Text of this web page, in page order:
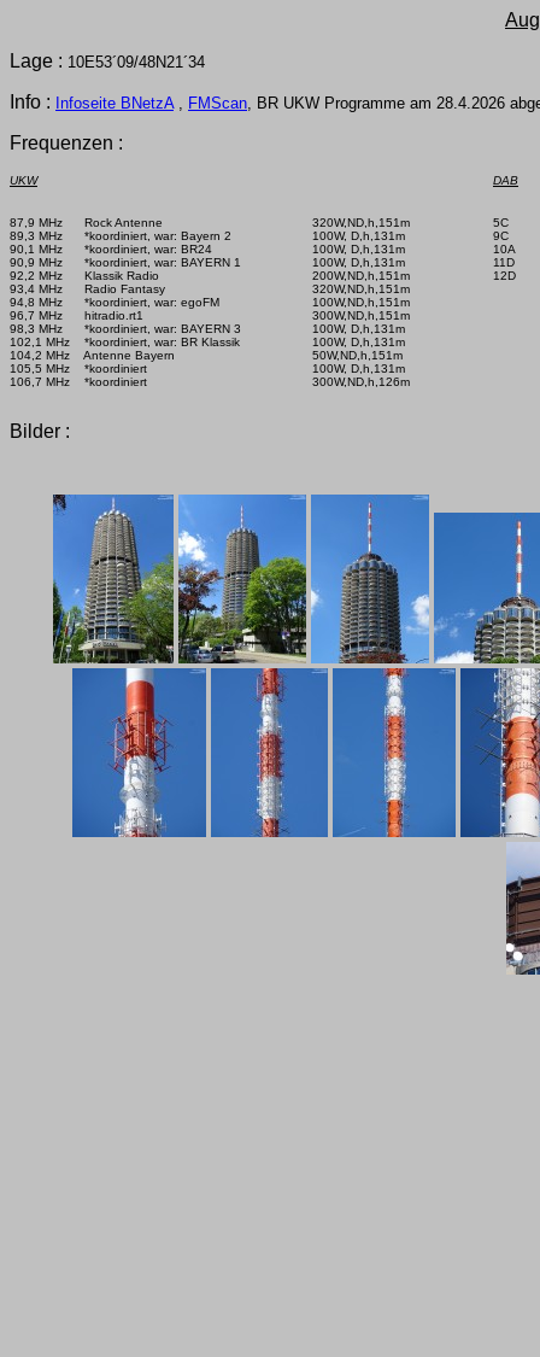
Lage : 10E53´09/48N21´34
Info : Infoseite BNetzA, FMScan, BR UKW Programme am 28.4.2026
Frequenzen :
UKW
87,9 MHz      Rock Antenne
89,3 MHz      *koordiniert, war: Bayern 2
90,1 MHz      *koordiniert, war: BR24
90,9 MHz      *koordiniert, war: BAYERN 1
92,2 MHz      Klassik Radio
93,4 MHz      Radio Fantasy
94,8 MHz      *koordiniert, war: egoFM
96,7 MHz      hitradio.rt1
98,3 MHz      *koordiniert, war: BAYERN 3
102,1 MHz    *koordiniert, war: BR Klassik
104,2 MHz    Antenne Bayern
105,5 MHz    *koordiniert
106,7 MHz    *koordiniert
320W,ND,h,151m
100W, D,h,131m
100W, D,h,131m
100W, D,h,131m
200W,ND,h,151m
320W,ND,h,151m
100W,ND,h,151m
300W,ND,h,151m
100W, D,h,131m
100W, D,h,131m
50W,ND,h,151m
100W, D,h,131m
300W,ND,h,126m
DAB
5C
9C
10A
11D
12D
Bilder :